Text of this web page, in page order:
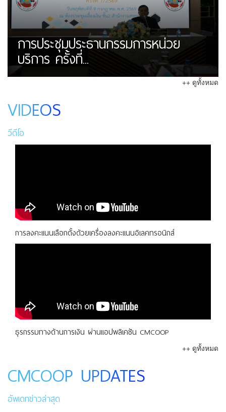
การประชุมประธานกรรมการหน่วย
บริการ ครั้งที่...
++ ดูทั้งหมด
VIDEOS
วีดีโอ
การลงคะแนนเลือกตั้งด้วยเครื่องลงคะแนนอิเลคทรอนิกส์
ธุรกรรมทางด้านการเงิน ผ่านแอปพลิเคชัน CMCOOP
++ ดูทั้งหมด
CMCOOP UPDATES
อัพเดทข่าวล่าสุด